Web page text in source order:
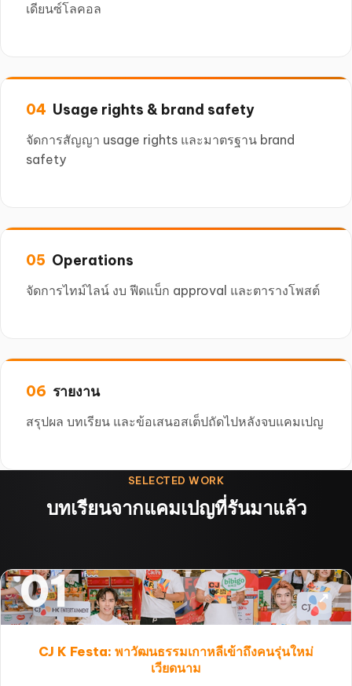
เดียนซ์โลคอล
Usage rights & brand safety
จัดการสัญญา usage rights และมาตรฐาน brand
safety
Operations
จัดการไทม์ไลน์ งบ ฟีดแบ็ก approval และตารางโพสต์
รายงาน
สรุปผล บทเรียน และข้อเสนอสเต็ปถัดไปหลังจบแคมเปญ
SELECTED WORK
บทเรียนจากแคมเปญที่รันมาแล้ว
01 ↗
CJ K Festa: พาวัฒนธรรมเกาหลีเข้าถึงคนรุ่นใหม่
เวียดนาม